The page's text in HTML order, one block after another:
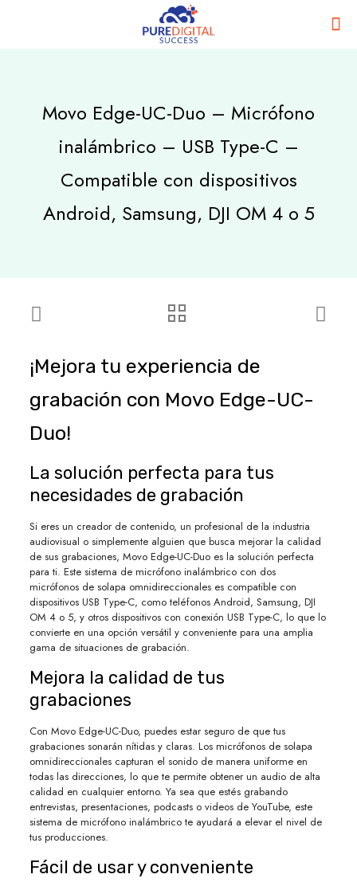
Movo Edge-UC-Duo – Micrófono
inalámbrico – USB Type-C –
Compatible con dispositivos
Android, Samsung, DJI OM 4 o 5
¡Mejora tu experiencia de
grabación con Movo Edge-UC-
Duo!
La solución perfecta para tus
necesidades de grabación
Si eres un creador de contenido, un profesional de la industria
audiovisual o simplemente alguien que busca mejorar la calidad
de sus grabaciones, Movo Edge-UC-Duo es la solución perfecta
para ti. Este sistema de micrófono inalámbrico con dos
micrófonos de solapa omnidireccionales es compatible con
dispositivos USB Type-C, como teléfonos Android, Samsung, DJI
OM 4 o 5, y otros dispositivos con conexión USB Type-C, lo que lo
convierte en una opción versátil y conveniente para una amplia
gama de situaciones de grabación.
Mejora la calidad de tus
grabaciones
Con Movo Edge-UC-Duo, puedes estar seguro de que tus
grabaciones sonarán nítidas y claras. Los micrófonos de solapa
omnidireccionales capturan el sonido de manera uniforme en
todas las direcciones, lo que te permite obtener un audio de alta
calidad en cualquier entorno. Ya sea que estés grabando
entrevistas, presentaciones, podcasts o videos de YouTube, este
sistema de micrófono inalámbrico te ayudará a elevar el nivel de
tus producciones.
Fácil de usar y conveniente